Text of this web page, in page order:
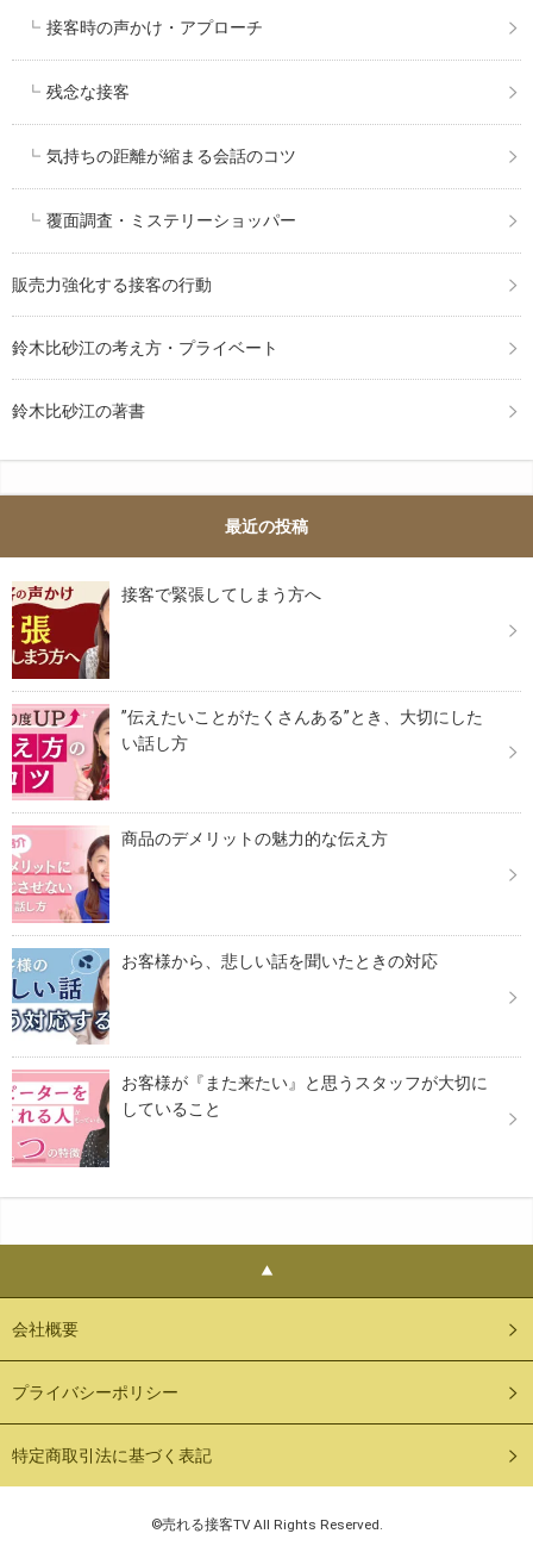
接客時の声かけ・アプローチ
残念な接客
気持ちの距離が縮まる会話のコツ
覆面調査・ミステリーショッパー
販売力強化する接客の行動
鈴木比砂江の考え方・プライベート
鈴木比砂江の著書
最近の投稿
接客で緊張してしまう方へ
”伝えたいことがたくさんある”とき、大切にした
い話し方
商品のデメリットの魅力的な伝え方
お客様から、悲しい話を聞いたときの対応
お客様が『また来たい』と思うスタッフが大切に
していること
会社概要
プライバシーポリシー
特定商取引法に基づく表記
©売れる接客TV All Rights Reserved.